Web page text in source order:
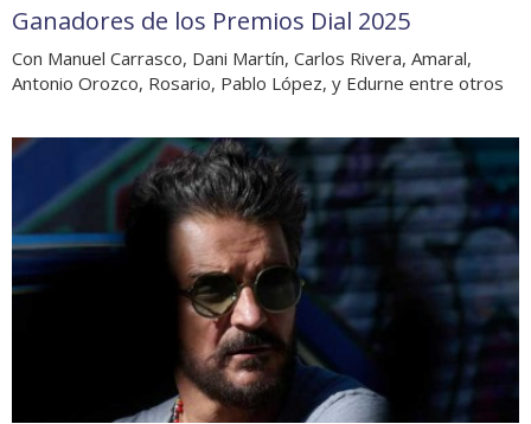
Ganadores de los Premios Dial 2025
Con Manuel Carrasco, Dani Martín, Carlos Rivera, Amaral,
Antonio Orozco, Rosario, Pablo López, y Edurne entre otros